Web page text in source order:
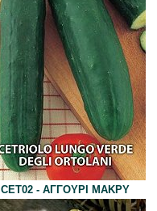
CET02 - ΑΓΓΟΥΡΙ ΜΑΚΡΥ